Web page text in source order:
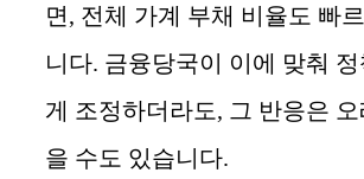
면, 전체 가계 부채 비율도 빠
니다. 금융당국이 이에 맞춰
게 조정하더라도, 그 반응은
을 수도 있습니다.